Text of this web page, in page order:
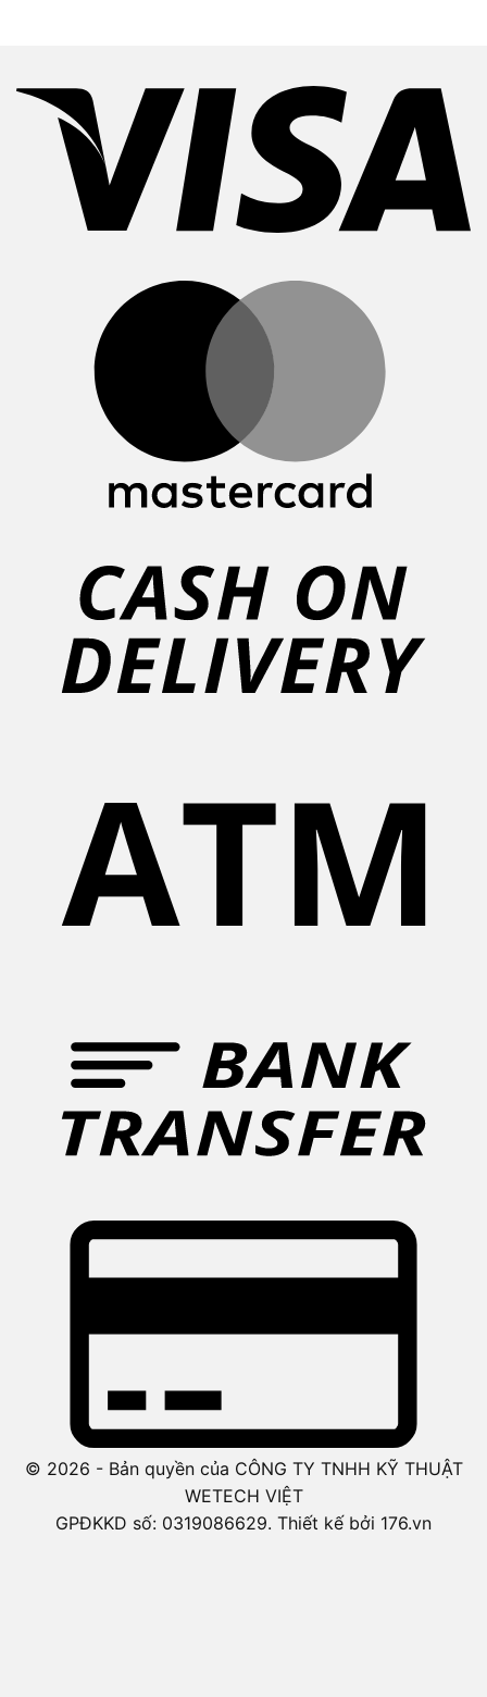
© 2026 - Bản quyền của CÔNG TY TNHH KỸ THUẬT
WETECH VIỆT
GPĐKKD số: 0319086629. Thiết kế bởi 176.vn